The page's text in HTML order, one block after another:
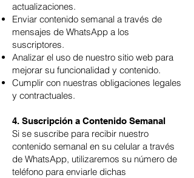
actualizaciones.
Enviar contenido semanal a través de
mensajes de WhatsApp a los
suscriptores.
Analizar el uso de nuestro sitio web para
mejorar su funcionalidad y contenido.
Cumplir con nuestras obligaciones legales
y contractuales.
4. Suscripción a Contenido Semanal
Si se suscribe para recibir nuestro
contenido semanal en su celular a través
de WhatsApp, utilizaremos su número de
teléfono para enviarle dichas